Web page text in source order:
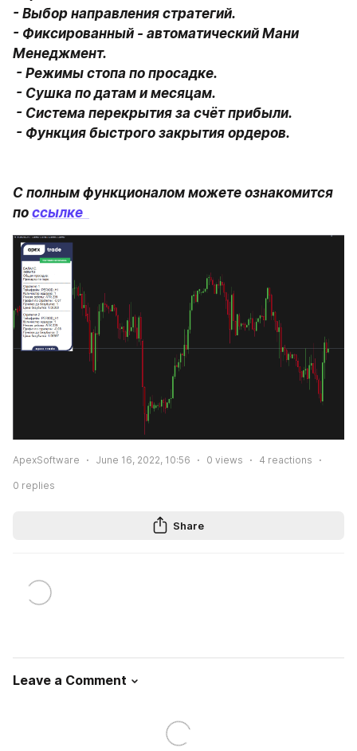
- Выбор направления стратегий.
- Фиксированный - автоматический Мани
Менеджмент.
С полным функционалом можете ознакомится
по ссылке
ApexSoftware June 16, 2022, 10:56 0 views 4 reactions
0 replies
Share
Leave a Comment